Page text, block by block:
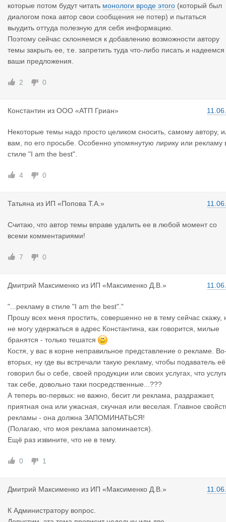
которые потом будут читать монологи вроде этого (который был
диалогом пока автор свои сообщения не потер) и пытаться
выудить оттуда полезную для себя информацию.
Поэтому сейчас склоняемся к добавлению возможности автору
темы закрыть ее, т.е. запретить туда что-либо писать и
ваши предложения.
2 0
Константин из ООО «АТП Гриан»
Некоторые темы надо просто целиком сносить, самому автору,
вам, по его просьбе. Особенно упомянутую лирику или рекламу
стиле "I am the best".
4 0
Татьяна из ИП «Попова Т.А.»
Считаю, что автор темы вправе удалить ее в любой момент со
всеми комментариями!
7 0
Дмитрий Максименко из ИП «Максименко Д.В.»
"...рекламу в стиле "I am the best"."
Прошу всех меня простить, совершенно не в тему сейчас скажу,
не могу удержаться в адрес Константина, как говорится, милые
бранятся - только тешатся
Костя, у вас в корне неправильное представление о рекламе.
вторых, ну где вы встречали такую рекламу, чтобы подаватель её
говорил бы о себе, своей продукции или своих услугах, что
так себе, довольно таки посредственные...???
А теперь во-первых: не важно, бесит ли реклама, раздражает,
приятная она или ужасная, скучная или веселая. Главное
рекламы - она должна ЗАПОМИНАТЬСЯ!
(Полагаю, что моя реклама запоминается).
Ещё раз извините, что не в тему.
0 1
Дмитрий Максименко из ИП «Максименко Д.В.»
К Администратору вопрос.